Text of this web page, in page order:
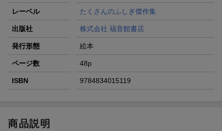
レーベル たくさんのふしぎ傑作集
出版社 株式会社 福音館書店
発行形態 絵本
ページ数 48p
ISBN 9784834015119
商品説明